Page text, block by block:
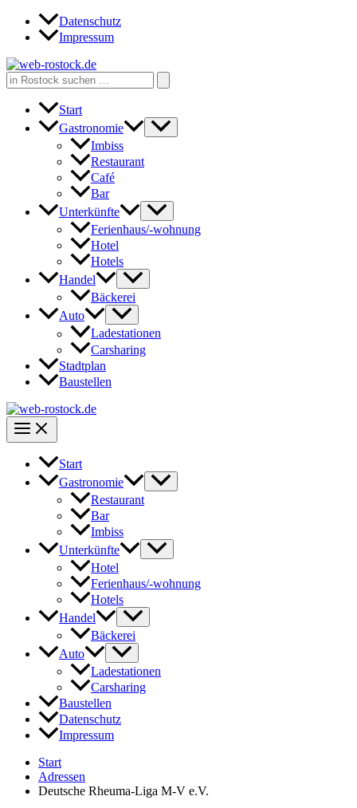
Zum
Inhalt
Datenschutz
Impressum
Search
for:
Start
Gastronomie
Imbiss
Restaurant
Café
Bar
Unterkünfte
Ferienhaus/-wohnung
Hotel
Hotels
Handel
Bäckerei
Auto
Ladestationen
Carsharing
Stadtplan
Baustellen
Start
Gastronomie
Restaurant
Bar
Imbiss
Unterkünfte
Hotel
Ferienhaus/-wohnung
Hotels
Handel
Bäckerei
Auto
Ladestationen
Carsharing
Baustellen
Datenschutz
Impressum
Start
Adressen
Deutsche Rheuma-Liga M-V e.V.